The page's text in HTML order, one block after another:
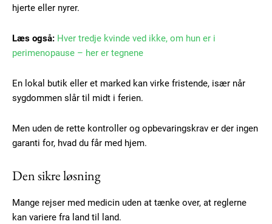
Subscription Plans
hjerte eller nyrer.
Læs også: Hver tredje kvinde ved ikke, om hun er i
perimenopause – her er tegnene
En lokal butik eller et marked kan virke fristende, især når
sygdommen slår til midt i ferien.
Men uden de rette kontroller og opbevaringskrav er der ingen
garanti for, hvad du får med hjem.
Den sikre løsning
Mange rejser med medicin uden at tænke over, at reglerne
kan variere fra land til land.